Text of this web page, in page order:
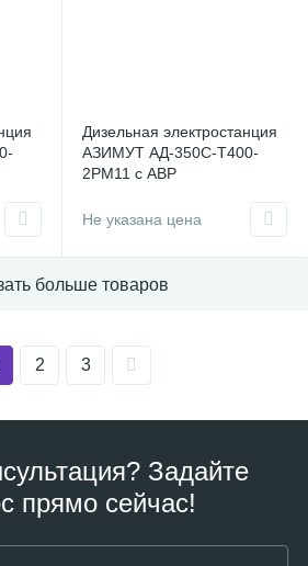
Дизельная электростанция
АЗИМУТ АД-350С-Т400-
2РМ11 с АВР
Не указана цена
больше товаров
2 3
Задайте
прямо сейчас!